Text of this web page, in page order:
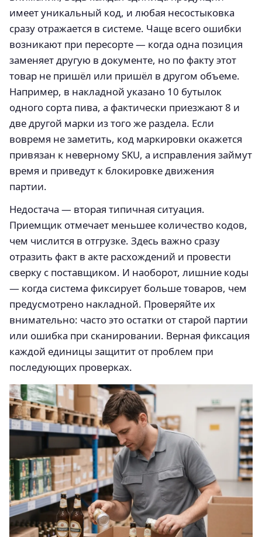
имеет уникальный код, и любая несостыковка
сразу отражается в системе. Чаще всего ошибки
возникают при пересорте — когда одна позиция
заменяет другую в документе, но по факту этот
товар не пришёл или пришёл в другом объеме.
Например, в накладной указано 10 бутылок
одного сорта пива, а фактически приезжают 8 и
две другой марки из того же раздела. Если
вовремя не заметить, код маркировки окажется
привязан к неверному SKU, а исправления займут
время и приведут к блокировке движения
партии.
Недостача — вторая типичная ситуация.
Приемщик отмечает меньшее количество кодов,
чем числится в отгрузке. Здесь важно сразу
отразить факт в акте расхождений и провести
сверку с поставщиком. И наоборот, лишние коды
— когда система фиксирует больше товаров, чем
предусмотрено накладной. Проверяйте их
внимательно: часто это остатки от старой партии
или ошибка при сканировании. Верная фиксация
каждой единицы защитит от проблем при
последующих проверках.